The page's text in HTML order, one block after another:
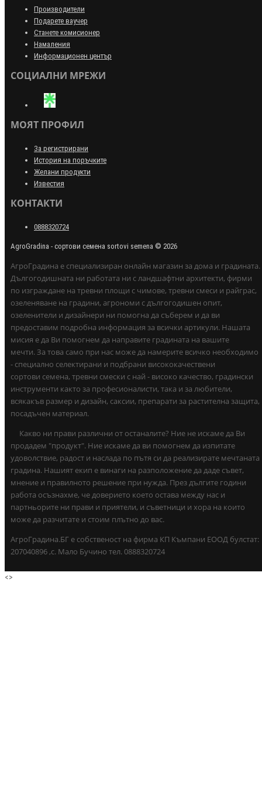
Производители
Подарете ваучер
Станете комисионер
Намаления
Информационен център
СОЦИАЛНИ МРЕЖИ
МОЯТ ПРОФИЛ
За регистрирани
История на поръчките
Желани продукти
Известия
КОНТАКТИ
0888320724
AgroGradina - сортови семена sortovi semena © 2026
АгроГрадина е специализиран онлайн магазин за дома и градината.
Дългогодишната ни работата ни с ландшафтни архитекти, фирми
по изграждане на тревни площи с чимове, тревни смеси и райграс,
озеленяване на градини, агрономи с дългогодишен опит,
озеленители и дизайнери ни помогна да съберем и да ви
предоставим подробна информация за всички артикули. Нашата
мисия е да Ви помогнем да направите градината на вашите
мечти. За това само при нас може да намерите всичко необходимо
- специално селектирани и подбрани висококачествени
сортови семена, тревни смески с най - високо качество, градински
инструменти както за професионалисти, така и за любители,
всякакъв размер и дизайн, саксии, препарати за растителна защита,
посадъчен материал.
Какво ни прави различни от останалите? Ние не искаме да Ви
продадем "продукт". Ние искаме да ви помогнем да изпитате
удоволствие, радост и наслада по пътя си да реализирате мечтаната
градина. Нашият екип е винаги на разположение да даде съвет,
мнение и правилното решение при нужда. През дългите години
работа осъзнахме, че доверието което остава между нас и
партньорите ни прави и приятели, и съветници и хора на които
може да разчитате и стоим плътно до вас.
АгроГрадина.БГ е собственост на фирма КП Къмпани ЕООД булстат:
207040896 ,с. Мало Бучино тел. 0888320724
<>